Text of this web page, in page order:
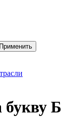
букву Б